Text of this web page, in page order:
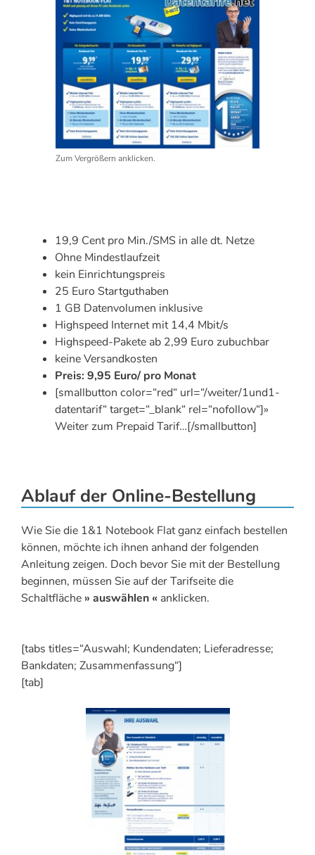
Zum Vergrößern anklicken.
19,9 Cent pro Min./SMS in alle dt. Netze
Ohne Mindestlaufzeit
kein Einrichtungspreis
25 Euro Startguthaben
1 GB Datenvolumen inklusive
Highspeed Internet mit 14,4 Mbit/s
Highspeed-Pakete ab 2,99 Euro zubuchbar
keine Versandkosten
Preis: 9,95 Euro/ pro Monat
[smallbutton color=“red“ url=“/weiter/1und1-
datentarif“ target=“_blank“ rel=“nofollow“]»
Weiter zum Prepaid Tarif…[/smallbutton]
Ablauf der Online-Bestellung
Wie Sie die 1&1 Notebook Flat ganz einfach bestellen
können, möchte ich ihnen anhand der folgenden
Anleitung zeigen. Doch bevor Sie mit der Bestellung
beginnen, müssen Sie auf der Tarifseite die
Schaltfläche » auswählen « anklicken.
[tabs titles=“Auswahl; Kundendaten; Lieferadresse;
Bankdaten; Zusammenfassung“]
[tab]